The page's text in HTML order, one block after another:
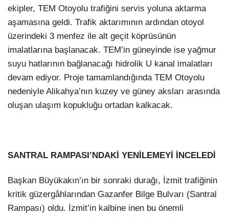
ekipler, TEM Otoyolu trafiğini servis yoluna aktarma
aşamasına geldi. Trafik aktarımının ardından otoyol
üzerindeki 3 menfez ile alt geçit köprüsünün
imalatlarına başlanacak. TEM’in güneyinde ise yağmur
suyu hatlarının bağlanacağı hidrolik U kanal imalatları
devam ediyor. Proje tamamlandığında TEM Otoyolu
nedeniyle Alikahya’nın kuzey ve güney aksları arasında
oluşan ulaşım kopukluğu ortadan kalkacak.
SANTRAL RAMPASI’NDAKİ YENİLEMEYİ İNCELEDİ
Başkan Büyükakın’ın bir sonraki durağı, İzmit trafiğinin
kritik güzergâhlarından Gazanfer Bilge Bulvarı (Santral
Rampası) oldu. İzmit’in kalbine inen bu önemli